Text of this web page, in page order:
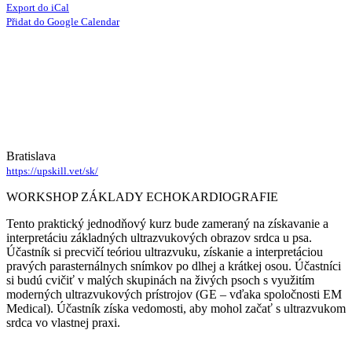
Export do iCal
Přidat do Google Calendar
Bratislava
https://upskill.vet/sk/
WORKSHOP ZÁKLADY ECHOKARDIOGRAFIE
Tento praktický jednodňový kurz bude zameraný na získavanie a
interpretáciu základných ultrazvukových obrazov srdca u psa.
Účastník si precvičí teóriou ultrazvuku, získanie a interpretáciou
pravých parasternálnych snímkov po dlhej a krátkej osou. Účastníci
si budú cvičiť v malých skupinách na živých psoch s využitím
moderných ultrazvukových prístrojov (GE – vďaka spoločnosti EM
Medical). Účastník získa vedomosti, aby mohol začať s ultrazvukom
srdca vo vlastnej praxi.